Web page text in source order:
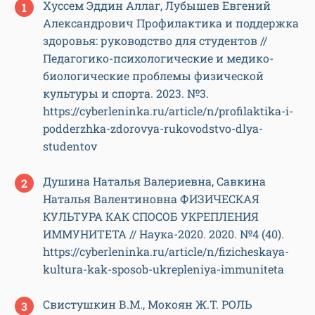
Хуссем Эддин Аллаг, Лубышев Евгений
Александрович Профилактика и поддержка
здоровья: руководство для студентов //
Педагогико-психологические и медико-
биологические проблемы физической
культуры и спорта. 2023. №3.
https://cyberleninka.ru/article/n/profilaktika-i-
podderzhka-zdorovya-rukovodstvo-dlya-
studentov
Душина Наталья Валериевна, Савкина
Наталья Валентиновна ФИЗИЧЕСКАЯ
КУЛЬТУРА КАК СПОСОБ УКРЕПЛЕНИЯ
ИММУНИТЕТА // Наука-2020. 2020. №4 (40).
https://cyberleninka.ru/article/n/fizicheskaya-
kultura-kak-sposob-ukrepleniya-immuniteta
Свистушкин В.М., Мокоян Ж.Т. РОЛЬ